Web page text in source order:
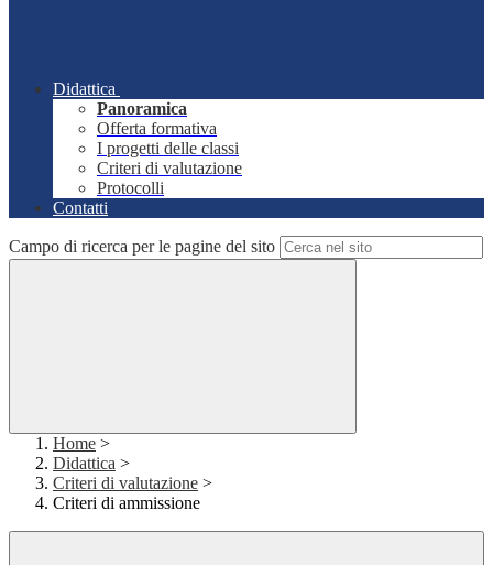
Didattica
Panoramica
Offerta formativa
I progetti delle classi
Criteri di valutazione
Protocolli
Contatti
Campo di ricerca per le pagine del sito
Home >
Didattica >
Criteri di valutazione >
Criteri di ammissione